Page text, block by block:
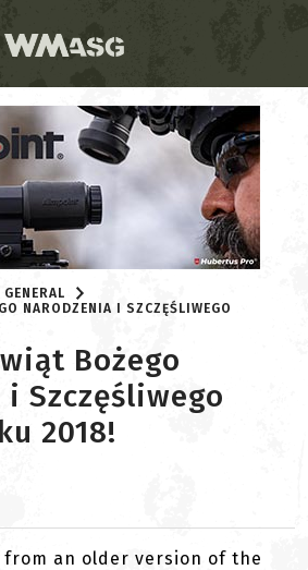
GENERAL
NARODZENIA I SZCZĘŚLIWEGO
Bożego
Szczęśliwego
2018!
from an older version of the